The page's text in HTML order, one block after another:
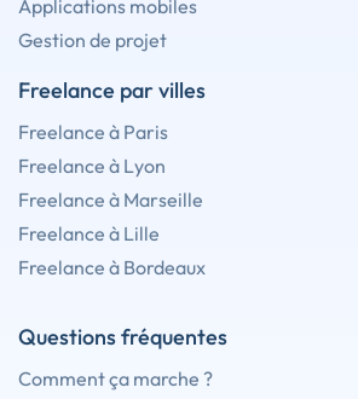
Applications mobiles
Gestion de projet
Freelance par villes
Freelance à Paris
Freelance à Lyon
Freelance à Marseille
Freelance à Lille
Freelance à Bordeaux
Questions fréquentes
Comment ça marche ?